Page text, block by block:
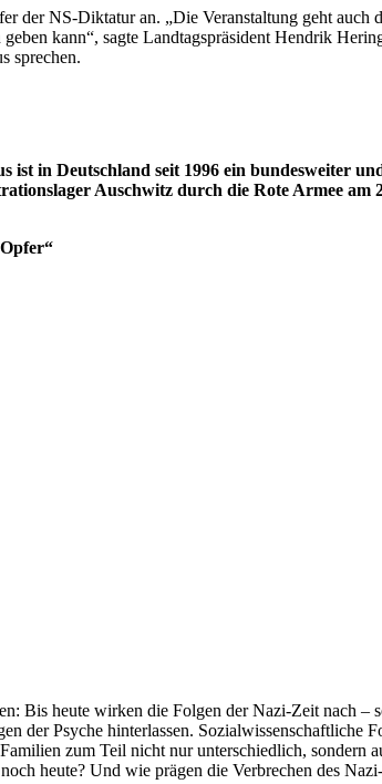
der NS-Diktatur an. „Die Veranstaltung geht
kann“, sagte Landtagspräsident Hendrik
sprechen.
ist in Deutschland seit 1996 ein bundesweiter
Auschwitz durch die Rote Armee
Bis heute wirken die Folgen der Nazi-Zeit nach
der Psyche hinterlassen. Sozialwissenschaftliche
zum Teil nicht nur unterschiedlich, sondern
heute? Und wie prägen die Verbrechen des